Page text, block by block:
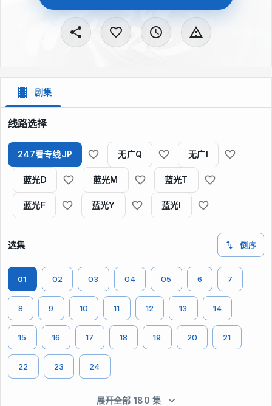
剧集
线路选择
247看专线JP 无广Q 无广I
蓝光D 蓝光M 蓝光T
蓝光F 蓝光Y 蓝光I
选集 倒序
01 02 03 04 05 6 7
8 9 10 11 12 13 14
15 16 17 18 19 20 21
22 23 24
展开全部 180 集